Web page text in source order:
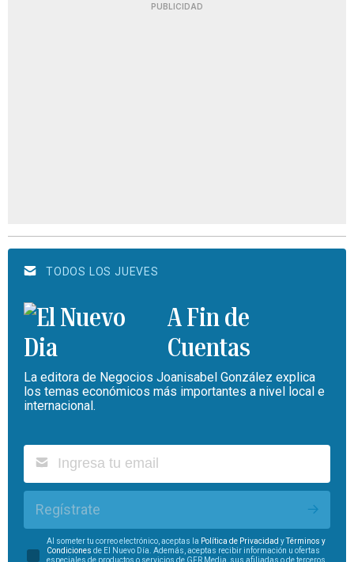
PUBLICIDAD
TODOS LOS JUEVES
A Fin de
Cuentas
La editora de Negocios Joanisabel González explica
los temas económicos más importantes a nivel local e
internacional.
Regístrate
Al someter tu correo electrónico, aceptas la Política de Privacidad yTérminos y
Condiciones de El Nuevo Día. Además, aceptas recibir información u ofertas
especiales de productos o servicios de GFR Media, sus afiliadas o de terceros.